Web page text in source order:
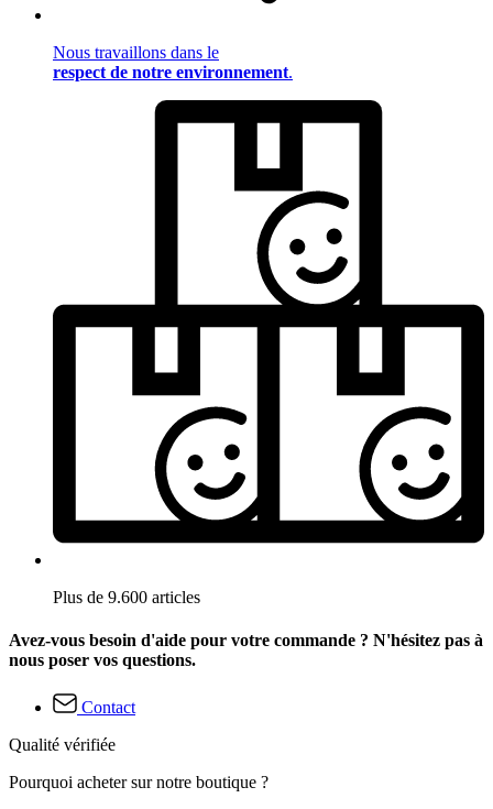
Nous travaillons dans le
respect de notre environnement.
Plus de 9.600 articles
Avez-vous besoin d'aide pour votre commande ? N'hésitez pas à
nous poser vos questions.
Contact
Qualité vérifiée
Pourquoi acheter sur notre boutique ?